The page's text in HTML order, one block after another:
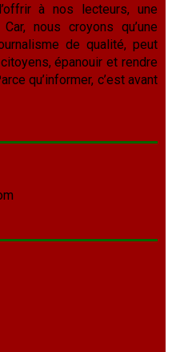
à nos lecteurs, une
nous croyons qu’une
de qualité, peut
épanouir et rendre
qu’informer, c’est avant